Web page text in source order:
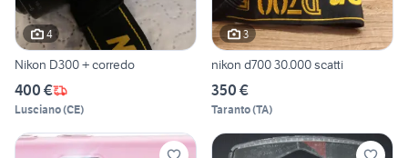
4
Nikon D300 + corredo
400 €
Lusciano(CE)
3
nikon d700 30.000 scatti
350 €
Taranto(TA)